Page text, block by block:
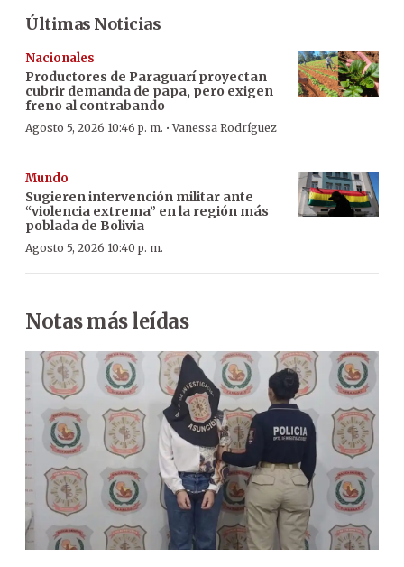
Últimas Noticias
Nacionales
Productores de Paraguarí proyectan
cubrir demanda de papa, pero exigen
freno al contrabando
Agosto 5, 2026 10:46 p. m. ·Vanessa Rodríguez
Mundo
Sugieren intervención militar ante
“violencia extrema” en la región más
poblada de Bolivia
Agosto 5, 2026 10:40 p. m.
Notas más leídas